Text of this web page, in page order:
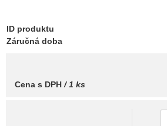
ID produktu
Záručná doba
Cena s DPH/ 1 ks